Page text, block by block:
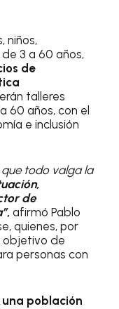
niños,
3 a 60 años,
de
talleres
60 años, con el
e inclusión
que todo valga la
de
, afirmó Pablo
quienes, por
objetivo de
personas con
población